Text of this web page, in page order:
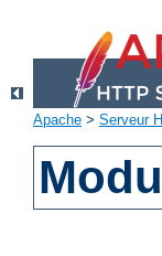
Apache > Serveur